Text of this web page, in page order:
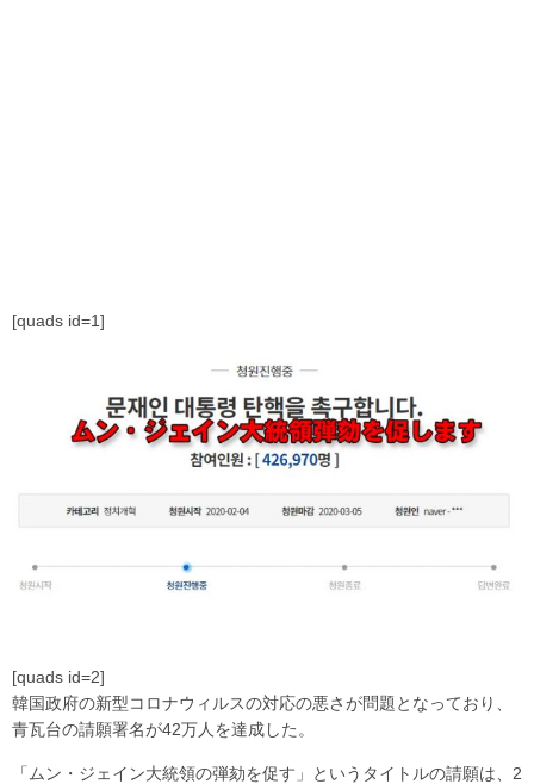
[quads id=1]
[quads id=2]
韓国政府の新型コロナウィルスの対応の悪さが問題となっており、
青瓦台の請願署名が42万人を達成した。
「ムン・ジェイン大統領の弾劾を促す」というタイトルの請願は、2